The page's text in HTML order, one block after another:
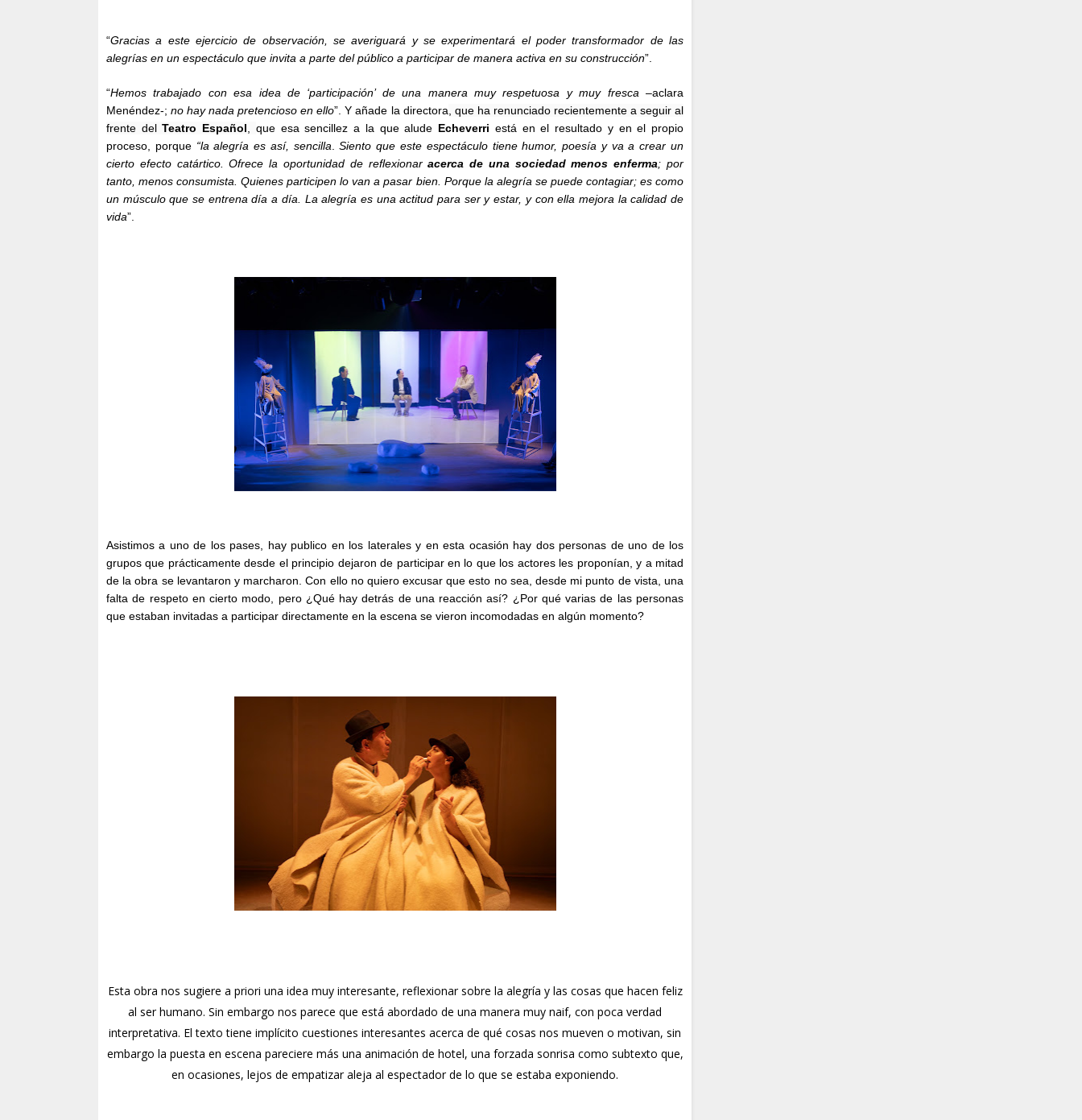
“Gracias a este ejercicio de observación, se averiguará y se experimentará el poder transformador de las
alegrías en un espectáculo que invita a parte del público a participar de manera activa en su construcción”.
“Hemos trabajado con esa idea de ‘participación’ de una manera muy respetuosa y muy fresca –aclara
Menéndez-;no hay nada pretencioso en ello”. Y añade la directora , que ha renunciado recientemente a seguir al
frente delTeatro Español que esa sencillez a la que alude Echeverri está en el resultado y en el propio
proceso, porque “la alegría es así, sencilla .Siento que este espectáculo tiene humor, poesía y va a crear un
cierto efecto catártico. Ofrece la oportunidad de reflexionaracerca de una sociedad menos enferma; por
tanto, menos consumista. Quienes participen lo van a pasar bien. Porque la alegría se puede contagiar; es como
un músculo que se entrena día a día. La alegría es una actitud para ser y estar, y con ella mejora la calidad de
vida”.
Asistimos a uno de los pases, hay publico en los laterales y en esta ocasión hay dos personas de uno de los
grupos que prácticamente desde el principio dejaron de participar en lo que los actores les proponían, y a mitad
de la obra se levantaron y marcharon. Con ello no quiero excusar que esto no sea, desde mi punto de vista, una
falta de respeto en cierto modo, pero ¿Qué hay detrás de una reacción así? ¿Por qué varias de las personas
que estaban invitadas a participar directamente en la escena se vieron incomodadas en algún momento?
Esta obra nos sugiere a priori una idea muy interesante, reflexionar sobre la alegría y las cosas que hacen feliz
al ser humano. Sin embargo nos parece que está abordado de una manera muy naif, con poca verdad
interpretativa. El texto tiene implícito cuestiones interesantes acerca de qué cosas nos mueven o motivan, sin
embargo la puesta en escena pareciere más una animación de hotel, una forzada sonrisa como subtexto que,
en ocasiones, lejos de empatizar aleja al espectador de lo que se estaba exponiendo.